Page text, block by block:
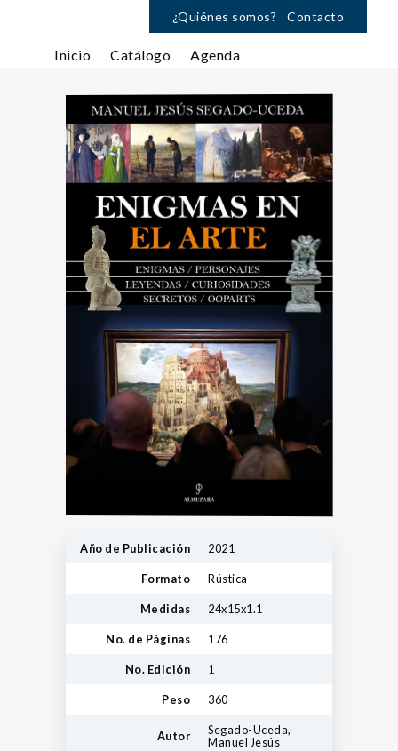
¿Quiénes somos? Contacto
Inicio Catálogo Agenda
Año de Publicación 2021
Formato Rústica
Medidas 24x15x1.1
No. de Páginas 176
No. Edición 1
Peso 360
Autor
Segado-Uceda,
Manuel Jesús